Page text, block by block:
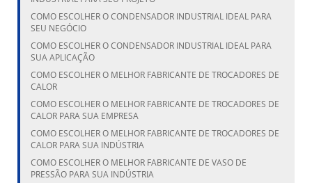
COMO ESCOLHER O CONDENSADOR INDUSTRIAL IDEAL PARA
SEU NEGÓCIO
COMO ESCOLHER O CONDENSADOR INDUSTRIAL IDEAL PARA
SUA APLICAÇÃO
COMO ESCOLHER O MELHOR FABRICANTE DE TROCADORES DE
CALOR
COMO ESCOLHER O MELHOR FABRICANTE DE TROCADORES DE
CALOR PARA SUA EMPRESA
COMO ESCOLHER O MELHOR FABRICANTE DE TROCADORES DE
CALOR PARA SUA INDÚSTRIA
COMO ESCOLHER O MELHOR FABRICANTE DE VASO DE
PRESSÃO PARA SUA INDÚSTRIA